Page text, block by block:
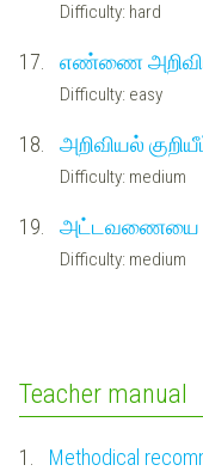
Difficulty: hard
17. எண்ணை
Difficulty: easy
18. அறிவியல்
Difficulty: medium
19. அட்டவணையை
Difficulty: medium
Teacher manual
1. Methodical